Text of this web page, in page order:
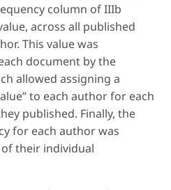
column of IIIb
across all published
This value was
document by the
allowed assigning a
to each author for each
published. Finally, the
for each author was
their individual